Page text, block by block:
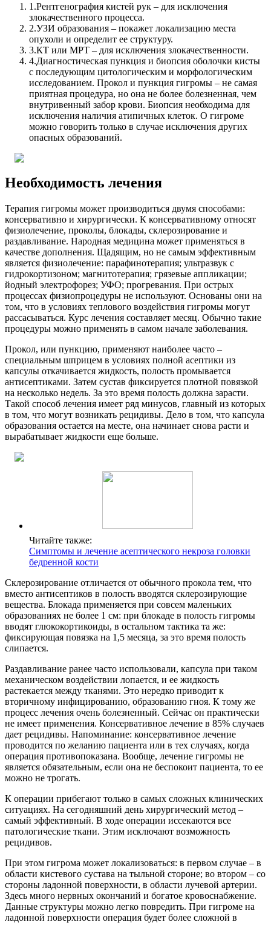
1.Рентгенография кистей рук – для исключения
злокачественного процесса.
2.УЗИ образования – покажет локализацию места
опухоли и определит ее структуру.
3.КТ или МРТ – для исключения злокачественности.
4.Диагностическая пункция и биопсия оболочки кисты
с последующим цитологическим и морфологическим
исследованием. Прокол и пункция гигромы – не самая
приятная процедура, но она не более болезненная, чем
внутривенный забор крови. Биопсия необходима для
исключения наличия атипичных клеток. О гигроме
можно говорить только в случае исключения других
опасных образований.
Необходимость лечения
Терапия гигромы может производиться двумя способами:
консервативно и хирургически. К консервативному относят
физиолечение, проколы, блокады, склерозирование и
раздавливание. Народная медицина может применяться в
качестве дополнения. Щадящим, но не самым эффективным
является физиолечение: парафинотерапия; ультразвук с
гидрокортизоном; магнитотерапия; грязевые аппликации;
йодный электрофорез; УФО; прогревания. При острых
процессах физиопроцедуры не используют. Основаны они на
том, что в условиях теплового воздействия гигромы могут
рассасываться. Курс лечения составляет месяц. Обычно такие
процедуры можно применять в самом начале заболевания.
Прокол, или пункцию, применяют наиболее часто –
специальным шприцем в условиях полной асептики из
капсулы откачивается жидкость, полость промывается
антисептиками. Затем сустав фиксируется плотной повязкой
на несколько недель. За это время полость должна зарасти.
Такой способ лечения имеет ряд минусов, главный из которых
в том, что могут возникать рецидивы. Дело в том, что капсула
образования остается на месте, она начинает снова расти и
вырабатывает жидкости еще больше.
Читайте также:
Симптомы и лечение асептического некроза головки
бедренной кости
Склерозирование отличается от обычного прокола тем, что
вместо антисептиков в полость вводятся склерозирующие
вещества. Блокада применяется при совсем маленьких
образованиях не более 1 см: при блокаде в полость гигромы
вводят глюкокортикоиды, в остальном тактика та же:
фиксирующая повязка на 1,5 месяца, за это время полость
слипается.
Раздавливание ранее часто использовали, капсула при таком
механическом воздействии лопается, и ее жидкость
растекается между тканями. Это нередко приводит к
вторичному инфицированию, образованию гноя. К тому же
процесс лечения очень болезненный. Сейчас он практически
не имеет применения. Консервативное лечение в 85% случаев
дает рецидивы. Напоминание: консервативное лечение
проводится по желанию пациента или в тех случаях, когда
операция противопоказана. Вообще, лечение гигромы не
является обязательным, если она не беспокоит пациента, то ее
можно не трогать.
К операции прибегают только в самых сложных клинических
ситуациях. На сегодняшний день хирургический метод –
самый эффективный. В ходе операции иссекаются все
патологические ткани. Этим исключают возможность
рецидивов.
При этом гигрома может локализоваться: в первом случае – в
области кистевого сустава на тыльной стороне; во втором – со
стороны ладонной поверхности, в области лучевой артерии.
Здесь много нервных окончаний и богатое кровоснабжение.
Данные структуры можно легко повредить. При гигроме на
ладонной поверхности операция будет более сложной в